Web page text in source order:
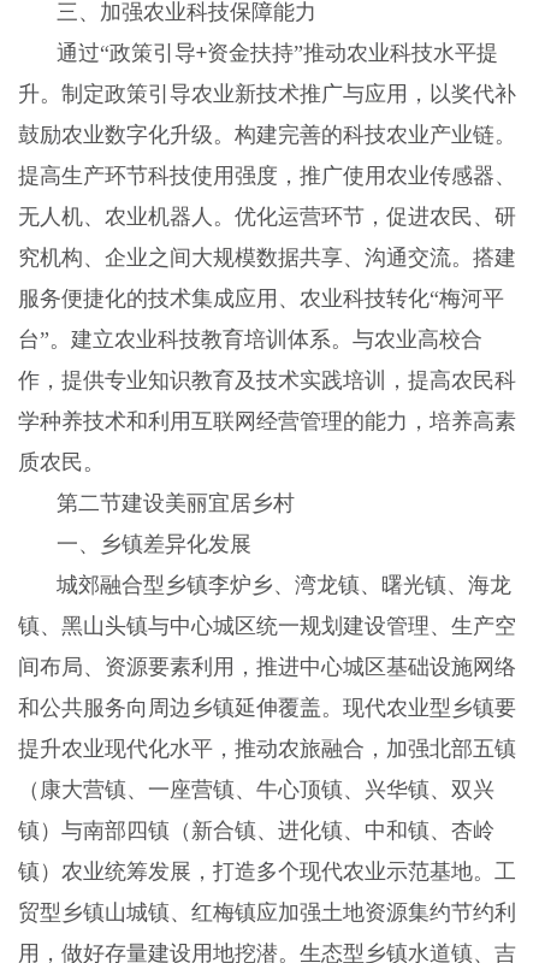
三、加强农业科技保障能力
通过“政策引导+资金扶持”推动农业科技水平提
升。制定政策引导农业新技术推广与应用，以奖代补
鼓励农业数字化升级。构建完善的科技农业产业链。
提高生产环节科技使用强度，推广使用农业传感器、
无人机、农业机器人。优化运营环节，促进农民、研
究机构、企业之间大规模数据共享、沟通交流。搭建
服务便捷化的技术集成应用、农业科技转化“梅河平
台”。建立农业科技教育培训体系。与农业高校合
作，提供专业知识教育及技术实践培训，提高农民科
学种养技术和利用互联网经营管理的能力，培养高素
质农民。
第二节建设美丽宜居乡村
一、乡镇差异化发展
城郊融合型乡镇李炉乡、湾龙镇、曙光镇、海龙
镇、黑山头镇与中心城区统一规划建设管理、生产空
间布局、资源要素利用，推进中心城区基础设施网络
和公共服务向周边乡镇延伸覆盖。现代农业型乡镇要
提升农业现代化水平，推动农旅融合，加强北部五镇
（康大营镇、一座营镇、牛心顶镇、兴华镇、双兴
镇）与南部四镇（新合镇、进化镇、中和镇、杏岭
镇）农业统筹发展，打造多个现代农业示范基地。工
贸型乡镇山城镇、红梅镇应加强土地资源集约节约利
用，做好存量建设用地挖潜。生态型乡镇水道镇、吉